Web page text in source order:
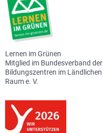
Lernen im Grünen
Mitglied im Bundesverband der
Bildungszentren im Ländlichen
Raum e. V.